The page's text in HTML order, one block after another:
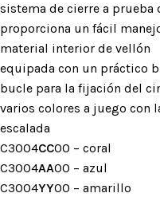
sistema de cierre a
proporciona un fácil
material interior de vellón
equipada con un práctico
bucle para la fijación del
varios colores a juego con
escalada
C3004CC00 – coral
C3004AA00 – azul
C3004YY00 – amarillo